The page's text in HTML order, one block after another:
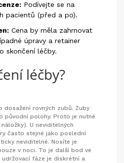
Podívejte se na
pacientů (před a po).
Cena by měla zahrnovat
úpravy a retainer
skončení léčby.
léčby?
dosažení rovných zubů. Zuby
původní polohy. Proto je nutné
U neviditelných
často stejné jako poslední
neviditelné. Nosíte je
v noci. To je další bod ve
fáze je diskrétní a